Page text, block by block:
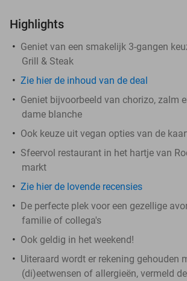
Highlights
Geniet van een smakelijk 3-gangen
Grill & Steak
Zie hier de inhoud van de deal
Geniet bijvoorbeeld van chorizo, zalm
dame blanche
Ook keuze uit vegan opties van de
Sfeervol restaurant in het hartje van
markt
Zie hier de lovende recensies
De perfecte plek voor een gezellige
familie of collega's
Ook geldig in het weekend!
Uiteraard wordt er rekening gehouden
(di)eetwensen of allergieën, vermeld